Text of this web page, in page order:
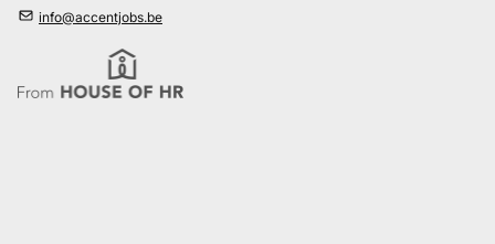
info@accentjobs.be